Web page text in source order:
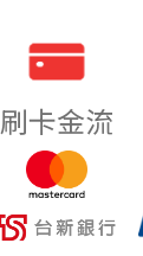
刷卡金流